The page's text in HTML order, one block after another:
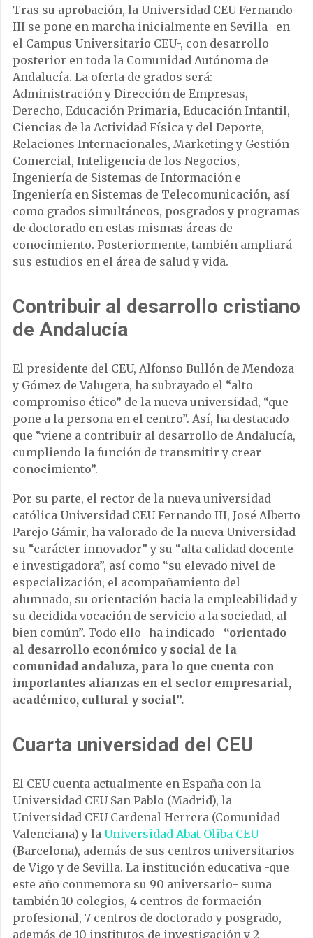
Tras su aprobación, la Universidad CEU Fernando
III se pone en marcha inicialmente en Sevilla -en
el Campus Universitario CEU-, con desarrollo
posterior en toda la Comunidad Autónoma de
Andalucía. La oferta de grados será:
Administración y Dirección de Empresas,
Derecho, Educación Primaria, Educación Infantil,
Ciencias de la Actividad Física y del Deporte,
Relaciones Internacionales, Marketing y Gestión
Comercial, Inteligencia de los Negocios,
Ingeniería de Sistemas de Información e
Ingeniería en Sistemas de Telecomunicación, así
como grados simultáneos, posgrados y programas
de doctorado en estas mismas áreas de
conocimiento. Posteriormente, también ampliará
sus estudios en el área de salud y vida.
Contribuir al desarrollo cristiano
de Andalucía
El presidente del CEU, Alfonso Bullón de Mendoza
y Gómez de Valugera, ha subrayado el “alto
compromiso ético” de la nueva universidad, “que
pone a la persona en el centro”. Así, ha destacado
que “viene a contribuir al desarrollo de Andalucía,
cumpliendo la función de transmitir y crear
conocimiento”.
Por su parte, el rector de la nueva universidad
católica Universidad CEU Fernando III, José Alberto
Parejo Gámir, ha valorado de la nueva Universidad
su “carácter innovador” y su “alta calidad docente
e investigadora”, así como “su elevado nivel de
especialización, el acompañamiento del
alumnado, su orientación hacia la empleabilidad y
su decidida vocación de servicio a la sociedad, al
bien común”. Todo ello -ha indicado- “orientado
al desarrollo económico y social de la
comunidad andaluza, para lo que cuenta con
importantes alianzas en el sector empresarial,
académico, cultural y social”.
Cuarta universidad del CEU
El CEU cuenta actualmente en España con la
Universidad CEU San Pablo (Madrid), la
Universidad CEU Cardenal Herrera (Comunidad
Valenciana) y la Universidad Abat Oliba CEU
(Barcelona), además de sus centros universitarios
de Vigo y de Sevilla. La institución educativa -que
este año conmemora su 90 aniversario- suma
también 10 colegios, 4 centros de formación
profesional, 7 centros de doctorado y posgrado,
además de 10 institutos de investigación y 2